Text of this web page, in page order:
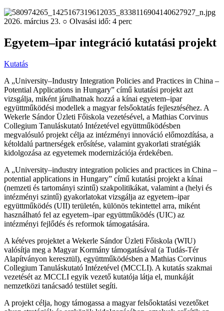
2026. március 23. ○ Olvasási idő: 4 perc
Egyetem–ipar integráció kutatási projekt
Kutatás
A „University–Industry Integration Policies and Practices in China –
Potential Applications in Hungary” című kutatási projekt azt
vizsgálja, miként járulhatnak hozzá a kínai egyetem–ipar
együttműködési modellek a magyar felsőoktatás fejlesztéséhez. A
Wekerle Sándor Üzleti Főiskola vezetésével, a Mathias Corvinus
Collegium Tanuláskutató Intézetével együttműködésben
megvalósuló projekt célja az intézményi innováció előmozdítása, a
kétoldalú partnerségek erősítése, valamint gyakorlati stratégiák
kidolgozása az egyetemek modernizációja érdekében.
A „University–industry integration policies and practices in China –
potential applications in Hungary” című kutatási projekt a kínai
(nemzeti és tartományi szintű) szakpolitikákat, valamint a (helyi és
intézményi szintű) gyakorlatokat vizsgálja az egyetem–ipar
együttműködés (UII) területén, különös tekintettel arra, miként
használható fel az egyetem–ipar együttműködés (UIC) az
intézményi fejlődés és reformok támogatására.
A kétéves projektet a Wekerle Sándor Üzleti Főiskola (WIU)
valósítja meg a Magyar Kormány támogatásával (a Tudás-Tér
Alapítványon keresztül), együttműködésben a Mathias Corvinus
Collegium Tanuláskutató Intézetével (MCCLI). A kutatás szakmai
vezetését az MCCLI egyik vezető kutatója látja el, munkáját
nemzetközi tanácsadó testület segíti.
A projekt célja, hogy támogassa a magyar felsőoktatási vezetőket